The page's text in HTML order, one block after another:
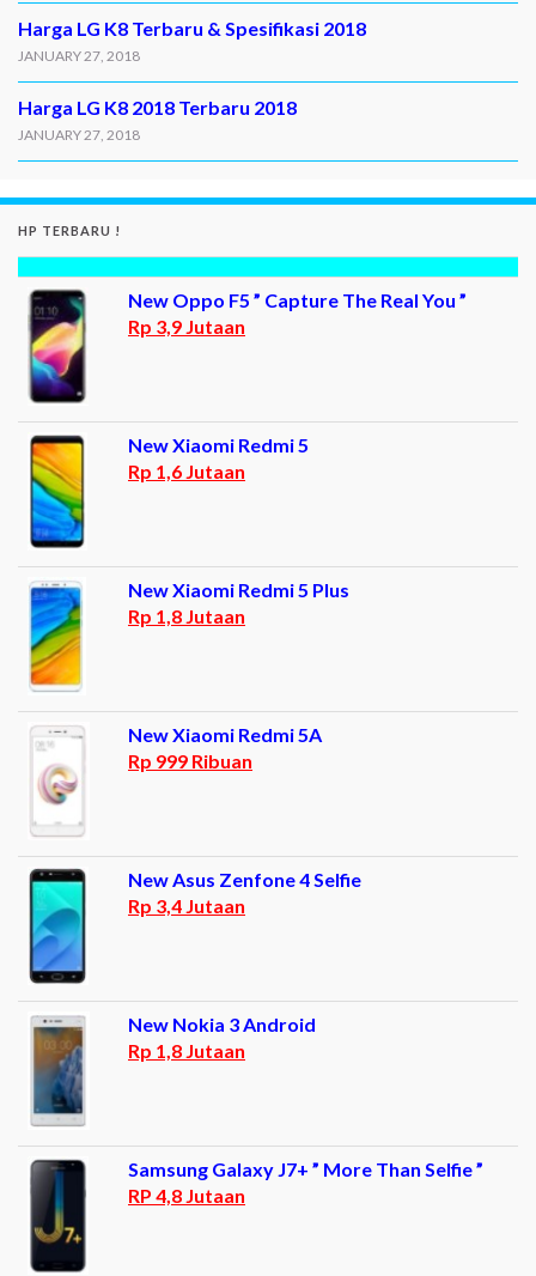
Harga LG K8 Terbaru & Spesifikasi 2018
JANUARY 27, 2018
Harga LG K8 2018 Terbaru 2018
JANUARY 27, 2018
HP TERBARU !
New Oppo F5 ” Capture The Real You ”
Rp 3,9 Jutaan
New Xiaomi Redmi 5
Rp 1,6 Jutaan
New Xiaomi Redmi 5 Plus
Rp 1,8 Jutaan
New Xiaomi Redmi 5A
Rp 999 Ribuan
New Asus Zenfone 4 Selfie
Rp 3,4 Jutaan
New Nokia 3 Android
Rp 1,8 Jutaan
Samsung Galaxy J7+ ” More Than Selfie ”
RP 4,8 Jutaan